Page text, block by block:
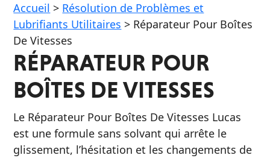
Français
English
Accueil > Résolution de Problèmes et
Lubrifiants Utilitaires > Réparateur Pour Boîtes
De Vitesses
RÉPARATEUR POUR
BOÎTES DE VITESSES
Le Réparateur Pour Boîtes De Vitesses Lucas
est une formule sans solvant qui arrête le
glissement, l’hésitation et les changements de